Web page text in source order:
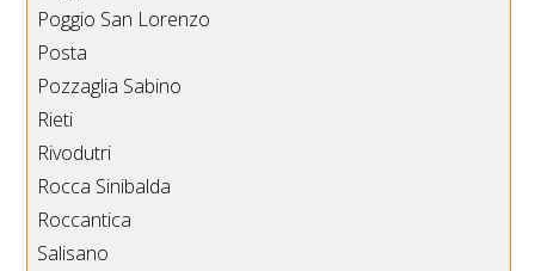
Poggio San Lorenzo
Posta
Pozzaglia Sabino
Rieti
Rivodutri
Rocca Sinibalda
Roccantica
Salisano